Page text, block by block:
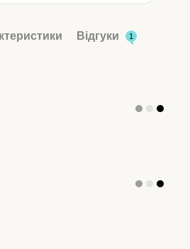
Відгуки 1